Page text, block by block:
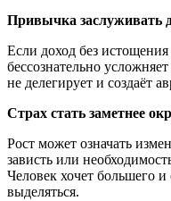
Привычка заслуживать
Если доход без
бессознательно
не делегирует и создаёт
Страх стать заметнее
Рост может означать
зависть или
Человек хочет большего и
выделяться.